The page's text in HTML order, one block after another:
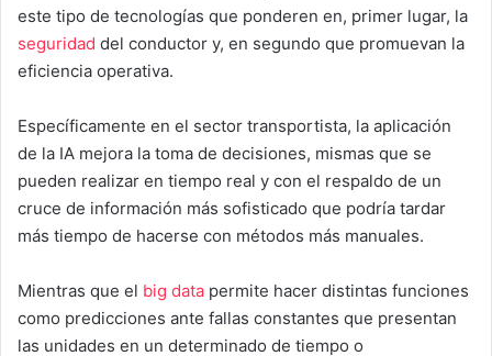
este tipo de tecnologías que ponderen en, primer lugar, la
seguridad del conductor y, en segundo que promuevan la
eficiencia operativa.
Específicamente en el sector transportista, la aplicación
de la IA mejora la toma de decisiones, mismas que se
pueden realizar en tiempo real y con el respaldo de un
cruce de información más sofisticado que podría tardar
más tiempo de hacerse con métodos más manuales.
Mientras que el big data permite hacer distintas funciones
como predicciones ante fallas constantes que presentan
las unidades en un determinado de tiempo o